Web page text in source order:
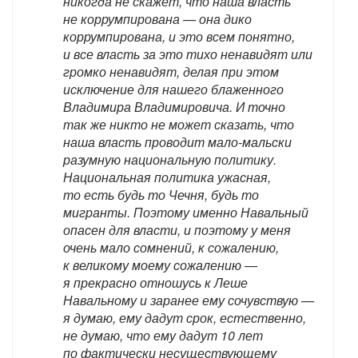
не коррумпирована — она дико
коррумпирована, и это всем понятно,
и все власть за это тихо ненавидят или
громко ненавидят, делая при этом
исключение для нашего блаженного
Владимира Владимировича. И точно
так же никто не может сказать, что
наша власть проводит мало-мальски
разумную национальную политику.
Национальная политика ужасная,
то есть будь то Чечня, будь то
мигранты. Поэтому именно Навальный
опасен для власти, и поэтому у меня
очень мало сомнений, к сожалению,
к великому моему сожалению —
я прекрасно отношусь к Леше
Навальному и заранее ему сочувствую —
я думаю, ему дадут срок, естественно,
не думаю, что ему дадут 10 лет
по фактически несуществующему